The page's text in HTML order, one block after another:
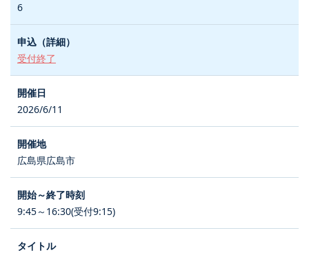
6
受付終了
2026/6/11
広島県広島市
9:45～16:30(受付9:15)